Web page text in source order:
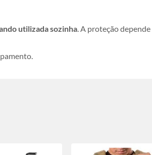
utilizada sozinha. A proteção